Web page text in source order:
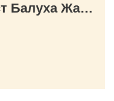
КОНТАКТЫ Визажист Балуха Жанна